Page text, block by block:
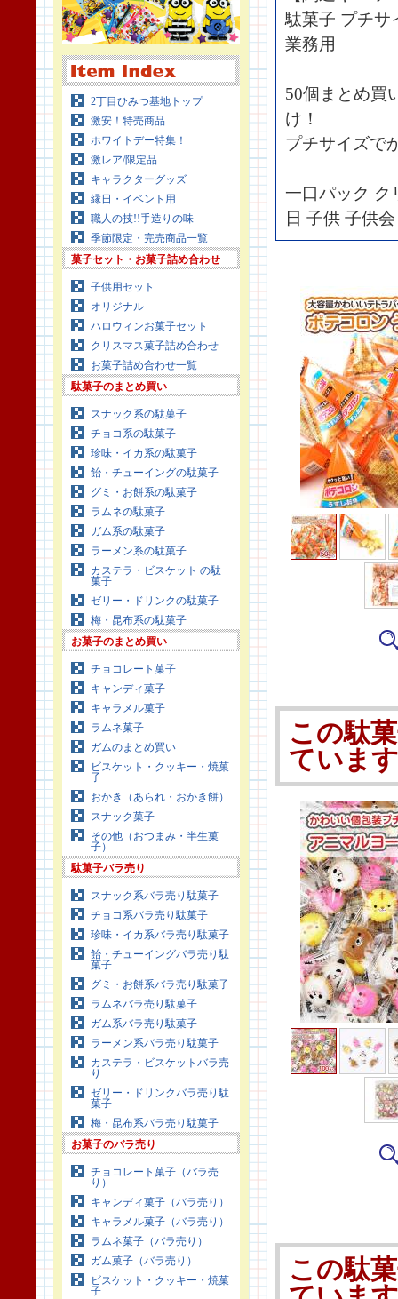
2丁目ひみつ基地トップ
激安！特売商品
ホワイトデー特集！
激レア/限定品
キャラクターグッズ
縁日・イベント用
職人の技!!手造りの味
季節限定・完売商品一覧
菓子セット・お菓子詰め合わせ
子供用セット
オリジナル
ハロウィンお菓子セット
クリスマス菓子詰め合わせ
お菓子詰め合わせ一覧
駄菓子のまとめ買い
スナック系の駄菓子
チョコ系の駄菓子
珍味・イカ系の駄菓子
飴・チューイングの駄菓子
グミ・お餅系の駄菓子
ラムネの駄菓子
ガム系の駄菓子
ラーメン系の駄菓子
カステラ・ビスケット の駄
菓子
ゼリー・ドリンクの駄菓子
梅・昆布系の駄菓子
お菓子のまとめ買い
チョコレート菓子
キャンディ菓子
キャラメル菓子
ラムネ菓子
ガムのまとめ買い
ビスケット・クッキー・焼菓
子
おかき（あられ・おかき餅）
スナック菓子
その他（おつまみ・半生菓
子）
駄菓子バラ売り
スナック系バラ売り駄菓子
チョコ系バラ売り駄菓子
珍味・イカ系バラ売り駄菓子
飴・チューイングバラ売り駄
菓子
グミ・お餅系バラ売り駄菓子
ラムネバラ売り駄菓子
ガム系バラ売り駄菓子
ラーメン系バラ売り駄菓子
カステラ・ビスケットバラ売
り
ゼリー・ドリンクバラ売り駄
菓子
梅・昆布系バラ売り駄菓子
お菓子のバラ売り
チョコレート菓子（バラ売
り）
キャンディ菓子（バラ売り）
キャラメル菓子（バラ売り）
ラムネ菓子（バラ売り）
ガム菓子（バラ売り）
ビスケット・クッキー・焼菓
子
駄菓子 プチサ
業務用
50個まとめ買
け！
プチサイズで
一口パック ク
日 子供 子供
この駄
ていま
この駄